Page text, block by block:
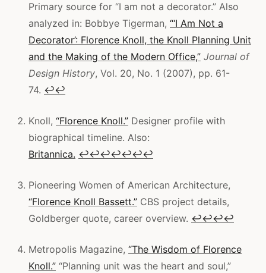
Primary source for “I am not a decorator.” Also
analyzed in: Bobbye Tigerman, “‘I Am Not a
Decorator’: Florence Knoll, the Knoll Planning Unit
and the Making of the Modern Office,” Journal of
Design History, Vol. 20, No. 1 (2007), pp. 61-
74. ↩↩
Knoll, “Florence Knoll.” Designer profile with
biographical timeline. Also:
Britannica. ↩↩↩↩↩↩↩
Pioneering Women of American Architecture,
“Florence Knoll Bassett.” CBS project details,
Goldberger quote, career overview. ↩↩↩↩
Metropolis Magazine, “The Wisdom of Florence
Knoll.” “Planning unit was the heart and soul,”